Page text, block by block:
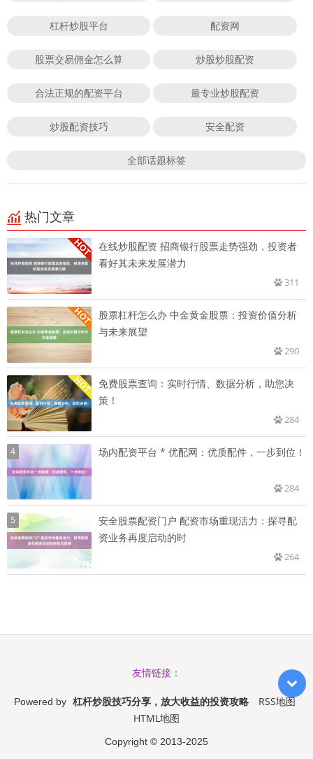
杠杆炒股平台 配资网
股票交易佣金怎么算 炒股炒股配资
合法正规的配资平台 最专业炒股配资
炒股配资技巧 安全配资
全部话题标签
热门文章
在线炒股配资 招商银行股票走势强劲，投资者
看好其未来发展潜力
311
股票杠杆怎么办 中金黄金股票：投资价值分析
与未来展望
290
免费股票查询：实时行情、数据分析，助您决
策！
284
4 场内配资平台 * 优配网：优质配件，一步到位！
284
5
安全股票配资门户 配资市场重现活力：探寻配
资业务再度启动的时
264
友情链接：
Powered by 杠杆炒股技巧分享，放大收益的投资攻略
RSS地图
HTML地图
Copyright © 2013-2025